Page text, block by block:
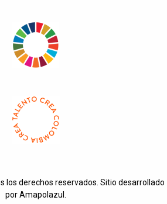
los derechos reservados. Sitio desarrollado
porAmapolazul